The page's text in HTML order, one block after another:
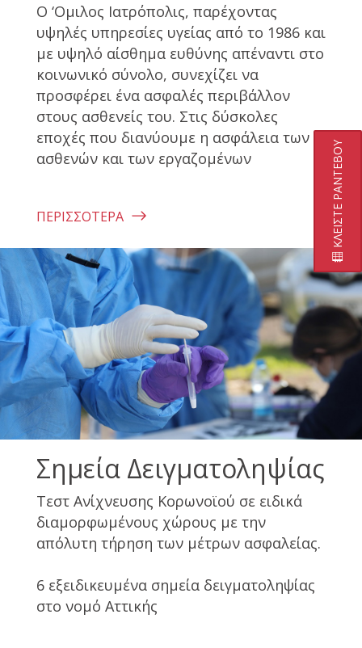
ΚΛΕΙΣΤΕ ΡΑΝΤΕΒΟΥ
Ο ‘Ομιλος Ιατρόπολις, παρέχοντας
υψηλές υπηρεσίες υγείας από το 1986 και
με υψηλό αίσθημα ευθύνης απέναντι στο
κοινωνικό σύνολο, συνεχίζει να
προσφέρει ένα ασφαλές περιβάλλον
στους ασθενείς του. Στις δύσκολες
εποχές που διανύουμε η ασφάλεια των
ασθενών και των εργαζομένων
ΠΕΡΙΣΣΌΤΕΡΑ
Σημεία Δειγματοληψίας
Τεστ Ανίχνευσης Κορωνοϊού σε ειδικά
διαμορφωμένους χώρους με την
απόλυτη τήρηση των μέτρων ασφαλείας.
6 εξειδικευμένα σημεία δειγματοληψίας
στο νομό Αττικής